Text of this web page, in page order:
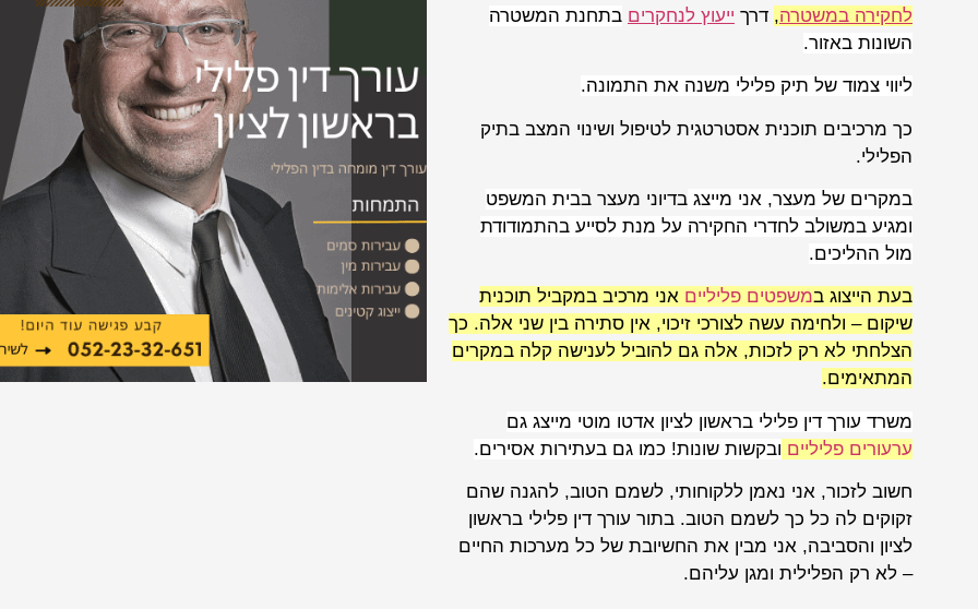
לחקירה במשטרה, דרך ייעוץ לנחקרים בתחנת המשטרה
השונות באזור.
ליווי צמוד של תיק פלילי משנה את התמונה.
כך מרכיבים תוכנית אסטרטגית לטיפול ושינוי המצב בתיק
הפלילי.
במקרים של מעצר, אני מייצג בדיוני מעצר בבית המשפט
ומגיע במשולב לחדרי החקירה על מנת לסייע בהתמודודת
מול ההליכים.
בעת הייצוג במשפטים פליליים אני מרכיב במקביל תוכנית
שיקום – ולחימה עשה לצורכי זיכוי, אין סתירה בין שני אלה. כך
הצלחתי לא רק לזכות, אלה גם להוביל לענישה קלה במקרים
המתאימים.
משרד עורך דין פלילי בראשון לציון אדטו מוטי מייצג גם
ערעורים פליליים ובקשות שונות! כמו גם בעתירות אסירים.
חשוב לזכור, אני נאמן ללקוחותי, לשמם הטוב, להגנה שהם
זקוקים לה כל כך לשמם הטוב. בתור עורך דין פלילי בראשון
לציון והסביבה, אני מבין את החשיובת של כל מערכות החיים
– לא רק הפלילית ומגן עליהם.